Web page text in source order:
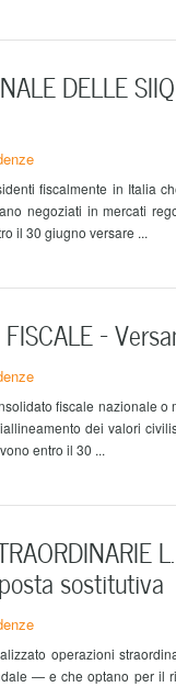
DELLE
fiscalmente in Italia
negoziati in mercati
il 30 giugno versare ...
FISCALE –
fiscale nazionale
dei valori
entro il 30 ...
sostitutiva
operazioni
— e che optano per il